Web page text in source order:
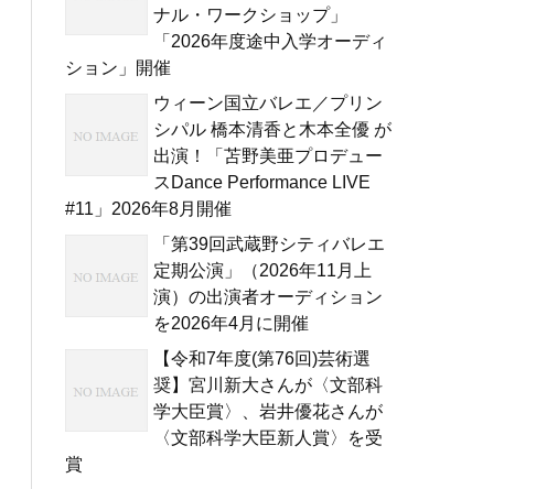
ナル・ワークショップ」
「2026年度途中入学オーディ
ション」開催
ウィーン国立バレエ／プリン
シパル 橋本清香と木本全優 が
出演！「苫野美亜プロデュー
スDance Performance LIVE
#11」2026年8月開催
「第39回武蔵野シティバレエ
定期公演」（2026年11月上
演）の出演者オーディション
を2026年4月に開催
【令和7年度(第76回)芸術選
奨】宮川新大さんが〈文部科
学大臣賞〉、岩井優花さんが
〈文部科学大臣新人賞〉を受
賞